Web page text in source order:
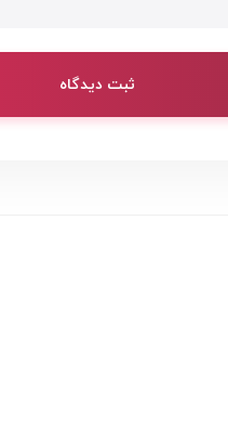
ثبت دیدگاه